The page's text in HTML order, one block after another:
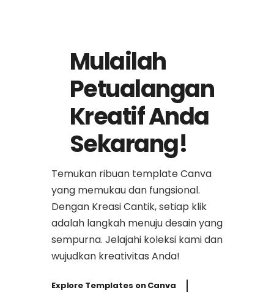
Mulailah
Petualangan
Kreatif Anda
Sekarang!
Temukan ribuan template Canva
yang memukau dan fungsional.
Dengan Kreasi Cantik, setiap klik
adalah langkah menuju desain yang
sempurna. Jelajahi koleksi kami dan
wujudkan kreativitas Anda!
Explore Templates on Canva